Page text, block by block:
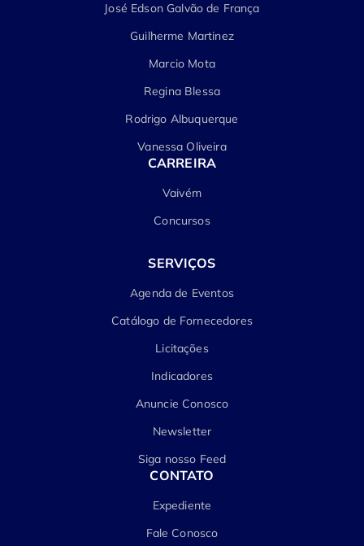
José Edson Galvão de França
Guilherme Martinez
Marcio Mota
Regina Blessa
Rodrigo Albuquerque
Vanessa Oliveira
CARREIRA
Vaivém
Concursos
SERVIÇOS
Agenda de Eventos
Catálogo de Fornecedores
Licitações
Indicadores
Anuncie Conosco
Newsletter
Siga nosso Feed
CONTATO
Expediente
Fale Conosco